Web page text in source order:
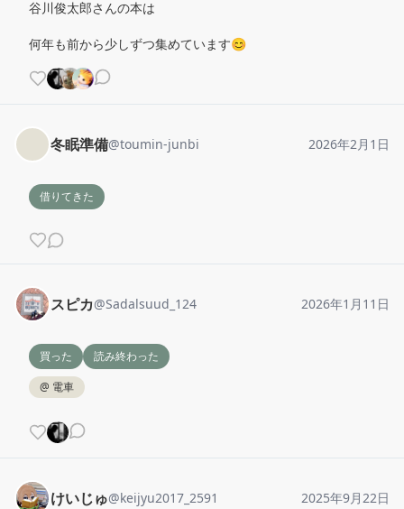
谷川俊太郎さんの本は
何年も前から少しずつ集めています😊
冬眠準備@toumin-junbi 2026年2月1日
借りてきた
スピカ@Sadalsuud_124 2026年1月11日
買った
読み終わった
@ 電車
けいじゅ@keijyu2017_2591 2025年9月22日